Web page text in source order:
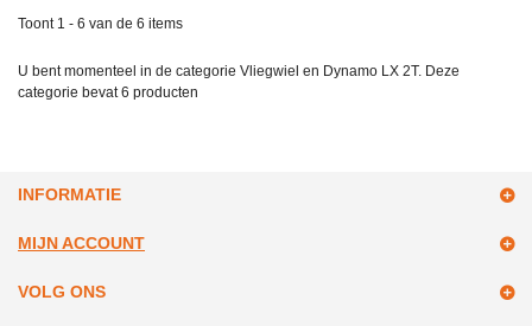
Toont 1 - 6 van de 6 items
U bent momenteel in de categorie Vliegwiel en Dynamo LX 2T. Deze
categorie bevat6 producten
INFORMATIE
MIJN ACCOUNT
VOLG ONS